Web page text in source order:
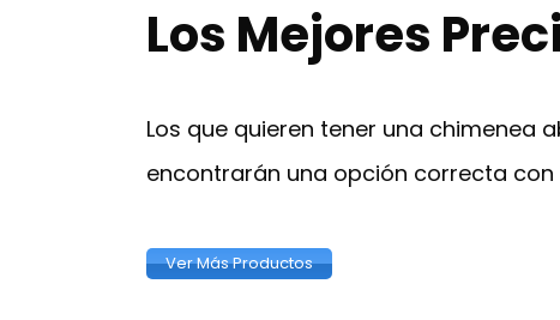
Los Mejores
Los que quieren tener una chimenea
encontrarán una opción correcta
Ver Más Productos